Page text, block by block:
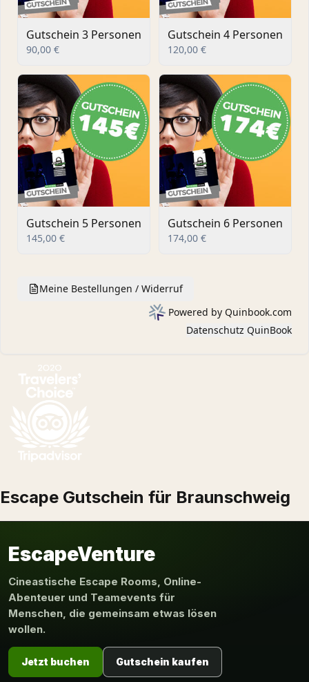
Escape Gutschein für Braunschweig
EscapeVenture
Cineastische Escape Rooms, Online-
Abenteuer und Teamevents für
Menschen, die gemeinsam etwas lösen
wollen.
Jetzt buchen Gutschein kaufen